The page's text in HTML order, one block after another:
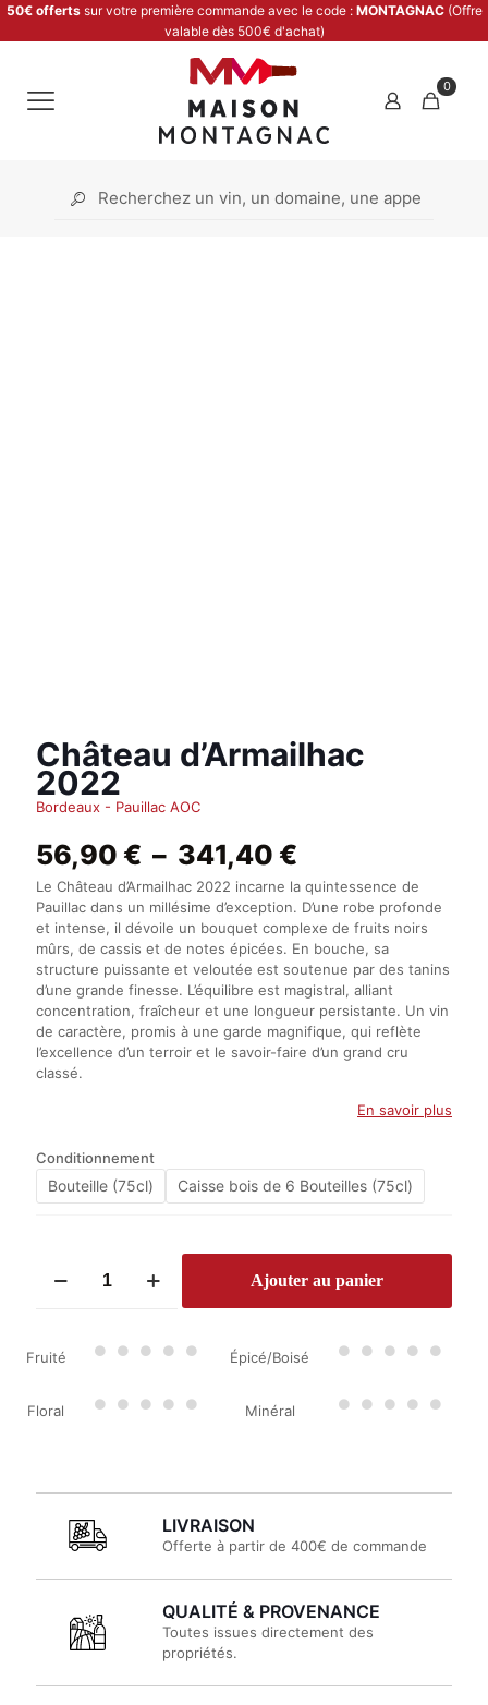
50€ offertssur votre première commande avec le code : MONTAGNAC (Offre
valable dès 500€ d'achat)
0
Château d’Armailhac
2022
Bordeaux - Pauillac AOC
56,90 € – 341,40 €
de
prix :
56,90 €
à
341,40 €
Le Château d’Armailhac 2022 incarne la quintessence de
Pauillac dans un millésime d’exception. D’une robe profonde
et intense, il dévoile un bouquet complexe de fruits noirs
mûrs, de cassis et de notes épicées. En bouche, sa
structure puissante et veloutée est soutenue par des tanins
d’une grande finesse. L’équilibre est magistral, alliant
concentration, fraîcheur et une longueur persistante. Un vin
de caractère, promis à une garde magnifique, qui reflète
l’excellence d’un terroir et le savoir-faire d’un grand cru
classé.
En savoir plus
Conditionnement
Bouteille (75cl) Caisse bois de 6 Bouteilles (75cl)
Ajouter au panier
Fruité Épicé/Boisé
Floral Minéral
LIVRAISON
Offerte à partir de 400€ de commande
QUALITÉ & PROVENANCE
Toutes issues directement des
propriétés.